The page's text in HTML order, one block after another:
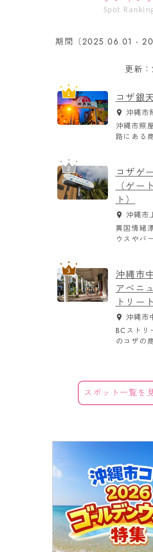
Spot
期間（2025.06.01 -
更新
コザ銀
沖縄市
沖縄市照
路にある
コザゲ
（ゲー
ト）
沖縄市
異国情緒
ウスやバ
び、週末
沖縄市
アベニ
トリー
沖縄市
25
BCストリ
のコザの
スポット一覧を